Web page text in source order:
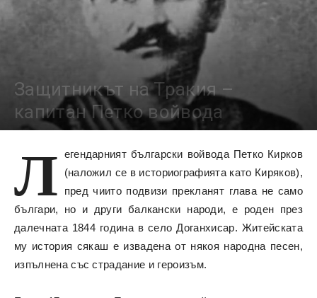
Защитникът на Тракия –
капитан Петко войвода
58808
Л егендарният български войвода Петко Кирков
(наложил се в историографията като Киряков),
пред чиито подвизи прекланят глава не само
българи, но и други балкански народи, е роден през
далечната 1844 година в село Доганхисар. Житейската
му история сякаш е извадена от някоя народна песен,
изпълнена със страдание и героизъм.